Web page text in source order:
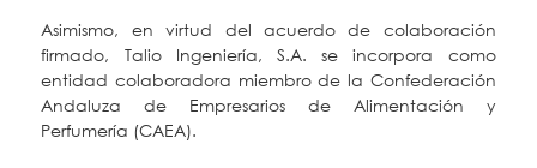
Asimismo, en virtud del acuerdo de colaboración
firmado, Talio Ingeniería, S.A. se incorpora como
entidad colaboradora miembro de la Confederación
Andaluza de Empresarios de Alimentación y
Perfumería (CAEA).